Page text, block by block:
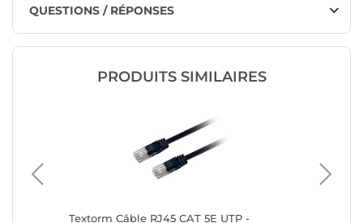
QUESTIONS / RÉPONSES
PRODUITS SIMILAIRES
Textorm Câble RJ45 CAT 5E UTP -